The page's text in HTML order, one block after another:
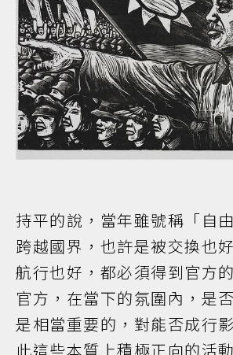
持平的說，當年雖號稱「自
跨越國界，也許是被交換也
航行也好，都必須得到官方
官方，在當下的氛圍內，是
是相當重要的，對能否成行
此這些本質上積極正向的活